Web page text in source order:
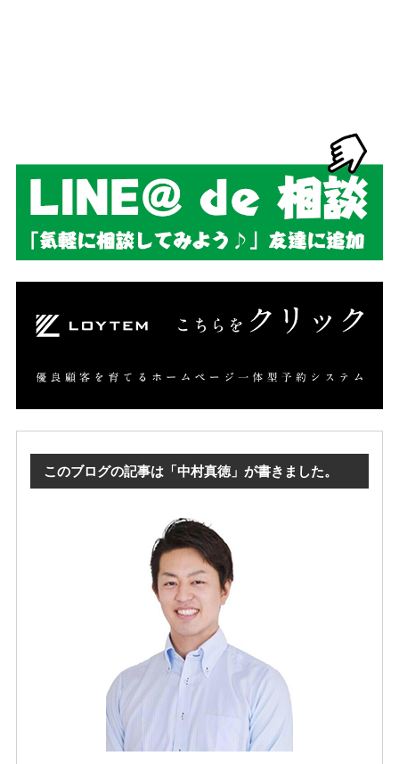
このブログの記事は「中村真徳」が書きました。